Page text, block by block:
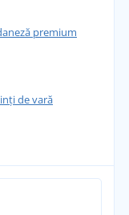
premium
de vară